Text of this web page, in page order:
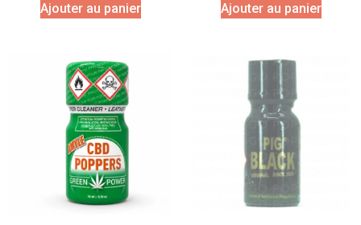
Ajouter au panier Ajouter au panier